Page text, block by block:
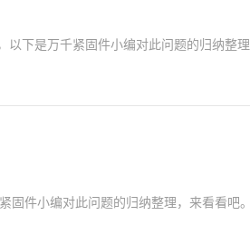
下是万千紧固件小编对此问题的归纳整理
固件小编对此问题的归纳整理，来看看吧